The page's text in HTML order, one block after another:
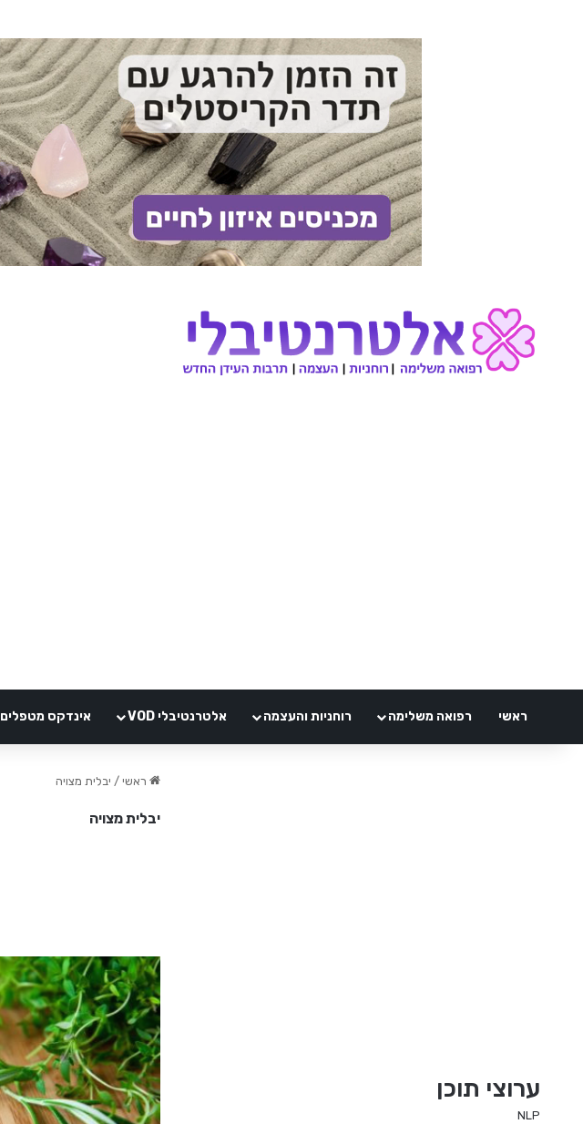
ראשי רפואה משלימה רוחניות והעצמה אלטרנטיבלי VOD אינדקס מטפלים
ראשי / יבלית מצויה
יבלית מצויה
ערוצי תוכן
NLP